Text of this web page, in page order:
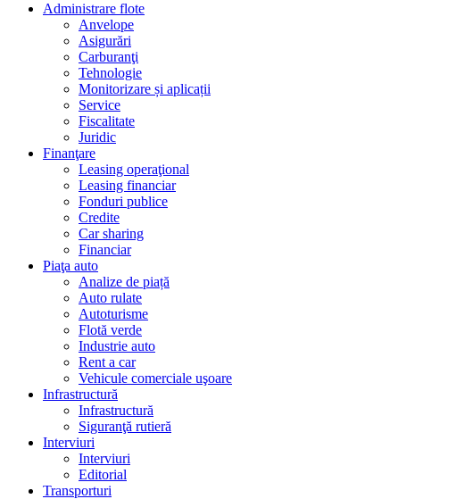
Administrare flote
Anvelope
Asigurări
Carburanţi
Tehnologie
Monitorizare și aplicații
Service
Fiscalitate
Juridic
Finanţare
Leasing operaţional
Leasing financiar
Fonduri publice
Credite
Car sharing
Financiar
Piaţa auto
Analize de piață
Auto rulate
Autoturisme
Flotă verde
Industrie auto
Rent a car
Vehicule comerciale uşoare
Infrastructură
Infrastructură
Siguranţă rutieră
Interviuri
Interviuri
Editorial
Transporturi